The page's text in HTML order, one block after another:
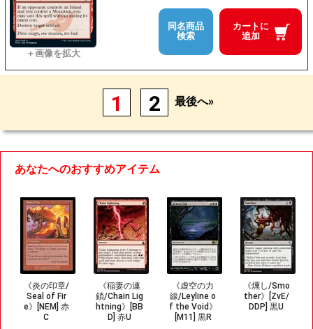
カートに
追加
同名商品
検索
1 2 最後へ»
あなたへのおすすめアイテム
《炎の印章/
Seal of Fir
e》[NEM] 赤
C
《稲妻の連
鎖/Chain Lig
htning》[BB
D] 赤U
《虚空の力
線/Leyline o
f the Void》
[M11] 黒R
《燻し/Smo
ther》[ZvE/
DDP] 黒U